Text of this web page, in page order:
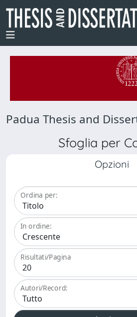
Padua Thesis and
Sfoglia per
Opzioni
Ordina per:
In ordine:
Risultati/Pagina
Autori/Record: